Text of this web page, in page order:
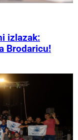
izlazak:
Brodaricu!